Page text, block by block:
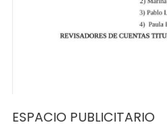
ESPACIO PUBLICITARIO